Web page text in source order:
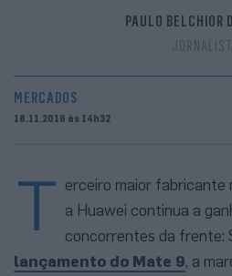
PAULO BELCHIOR
MERCADOS
18.11.2016 às 14h32
T erceiro maior fabricante
a Huawei continua a
concorrentes da frente:
lançamento do Mate 9, a